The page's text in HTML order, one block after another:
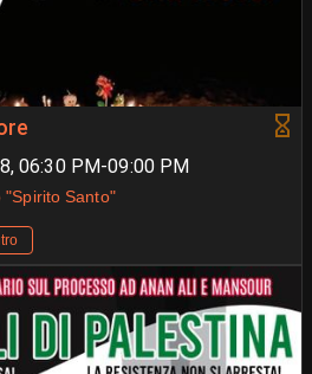
06:30 PM-09:00 PM
"Spirito Santo"